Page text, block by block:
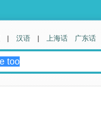
| 汉语 | 上海话 广东话